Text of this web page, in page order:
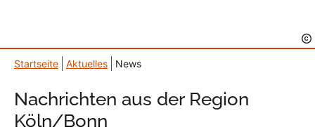
Startseite Aktuelles News
Nachrichten aus der Region
Köln/Bonn